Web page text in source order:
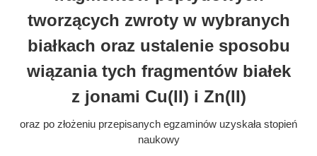
tworzących zwroty w wybranych
białkach oraz ustalenie sposobu
wiązania tych fragmentów białek
z jonami Cu(II) i Zn(II)
oraz po złożeniu przepisanych egzaminów uzyskała stopień
naukowy